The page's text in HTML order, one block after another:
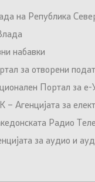
на Република
набавки
за отворени
Портал за е-
– Агенцијата за
Радио
за аудио и